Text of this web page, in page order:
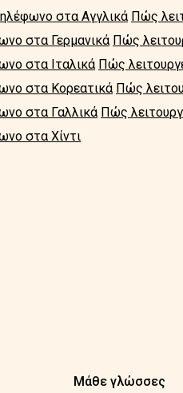
στα Αγγλικά Πώς
στα Γερμανικά Πώς
στα Ιταλικά Πώς
στα Κορεατικά Πώς
στα Γαλλικά Πώς
στα Χίντι
Μάθε γλώσσες